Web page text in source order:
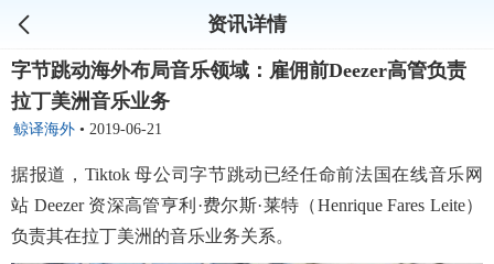
资讯详情
字节跳动海外布局音乐领域：雇佣前Deezer高管负责
拉丁美洲音乐业务
鲸译海外 • 2019-06-21
据报道，Tiktok 母公司字节跳动已经任命前法国在线音乐网
站 Deezer 资深高管亨利·费尔斯·莱特（Henrique Fares Leite）
负责其在拉丁美洲的音乐业务关系。